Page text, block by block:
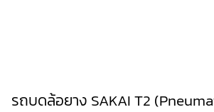
รถบดล้อยาง SAKAI T2